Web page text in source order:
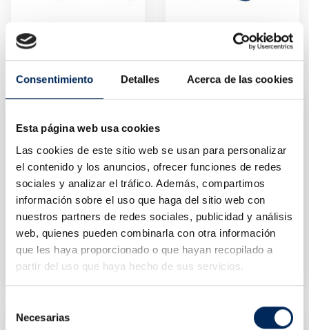
Consentimiento Detalles Acerca de las cookies
Esta página web usa cookies
Las cookies de este sitio web se usan para personalizar
el contenido y los anuncios, ofrecer funciones de redes
sociales y analizar el tráfico. Además, compartimos
información sobre el uso que haga del sitio web con
nuestros partners de redes sociales, publicidad y análisis
web, quienes pueden combinarla con otra información
que les haya proporcionado o que hayan recopilado a
partir del uso que haya hecho de sus servicios.
Necesarias
10/TW10002
995,00 €Preço 15,54 €Preço
Cable De Carga
10/EQT-EWT2T2
Preço
0/39-L-FLEX-1